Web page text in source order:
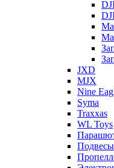
JXD
MJX
Nine
Syma
Traxxas
WL Toys